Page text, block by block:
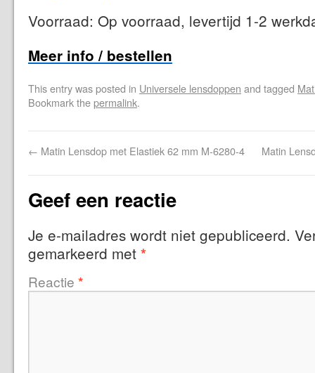
Voorraad: Op voorraad, levertijd 1-2
Meer info / bestellen
This entry was posted in Universele lensdoppen and tagged
Bookmark thepermalink.
← Matin Lensdop met Elastiek 62 mm M-6280-4 Matin
Geef een reactie
Je e-mailadres wordt niet gepubliceerd.
gemarkeerd met *
Reactie *